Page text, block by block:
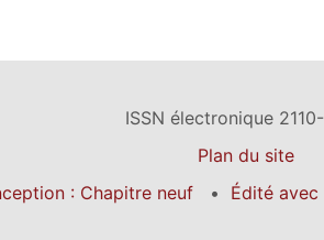
ISSN électronique
Plan du site
: Chapitre neuf
Édité avec